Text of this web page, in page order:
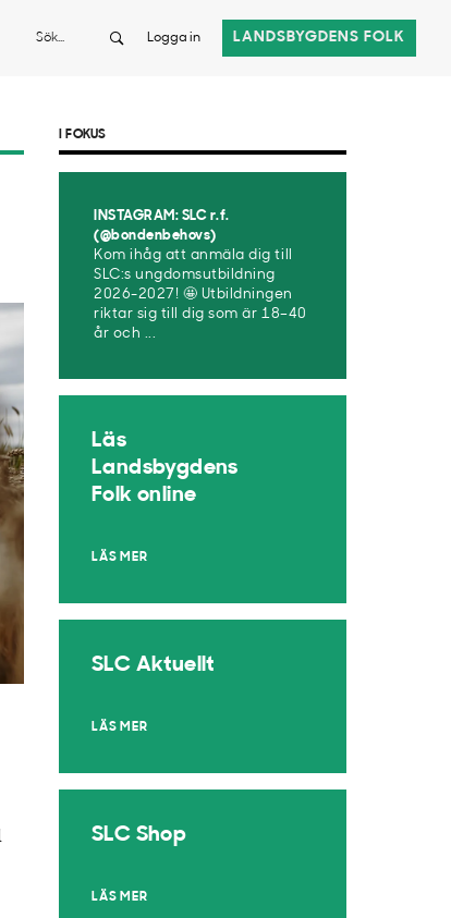
Sök Logga in LANDSBYGDENS FOLK
I FOKUS
INSTAGRAM: SLC r.f.
(@bondenbehovs)
Kom ihåg att anmäla dig till
SLC:s ungdomsutbildning
2026-2027! 🤩 Utbildningen
riktar sig till dig som är 18–40
år och ...
Läs
Landsbygdens
Folk online
LÄS MER
SLC Aktuellt
LÄS MER
SLC Shop
LÄS MER